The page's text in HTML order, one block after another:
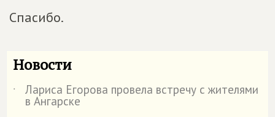
Спасибо.
Новости
˙ Лариса Егорова провела встречу с жителями
в Ангарске